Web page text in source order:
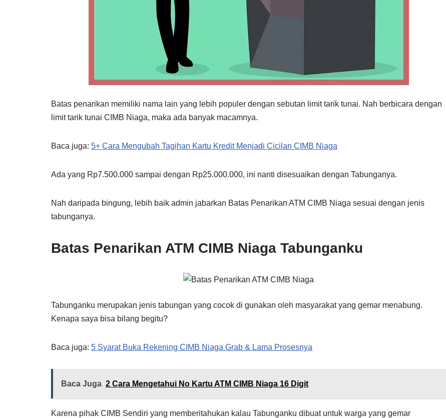
Batas penarikan memiliki nama lain yang lebih populer dengan sebutan limit tarik tunai. Nah berbicara dengan
limit tarik tunai CIMB Niaga, maka ada banyak macamnya.
Baca juga: 5+ Cara Mengubah Tagihan Kartu Kredit Menjadi Cicilan CIMB Niaga
Ada yang Rp7.500.000 sampai dengan Rp25.000.000, ini nanti disesuaikan dengan Tabunganya.
Nah daripada bingung, lebih baik admin jabarkan Batas Penarikan ATM CIMB Niaga sesuai dengan jenis
tabunganya.
Batas Penarikan ATM CIMB Niaga Tabunganku
Tabunganku merupakan jenis tabungan yang cocok di gunakan oleh masyarakat yang gemar menabung.
Kenapa saya bisa bilang begitu?
Baca juga: 5 Syarat Buka Rekening CIMB Niaga Grab & Lama Prosesnya
Baca Juga 2 Cara Mengetahui No Kartu ATM CIMB Niaga 16 Digit
Karena pihak CIMB Sendiri yang memberitahukan kalau Tabunganku dibuat untuk warga yang gemar